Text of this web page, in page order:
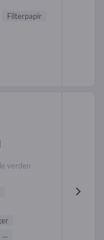
Filterpapir
verden
...